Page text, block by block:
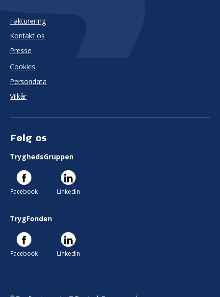
Fakturering
Kontakt os
Presse
Cookies
Persondata
Vilkår
Følg os
TryghedsGruppen
Facebook LinkedIn
TrygFonden
Facebook LinkedIn